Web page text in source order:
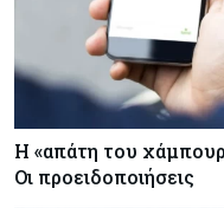
Η «απάτη του
Οι προειδοποιήσεις